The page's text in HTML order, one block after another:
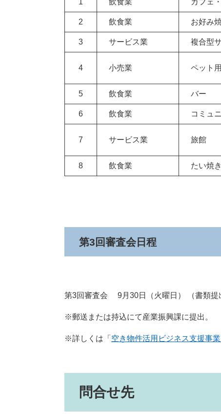
1 飲食業 カフェ
2 飲食業 お好み焼
3 サービス業 複合型
4 小売業 ペット
5 飲食業 バー
6 飲食業 コミュ
7 サービス業 旅館
8 飲食業 たい焼き
第3回審査会日程
第3回審査会 9月30日（火曜日） （書類提
※郵送または持込にて産業振興課に提出。
※詳しくは「 空き物件活用ビジネス支援事
問合せ先